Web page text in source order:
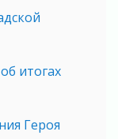
итогах
Героя